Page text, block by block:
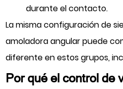
durante el contacto.
La misma configuración de
amoladora angular puede
diferente en estos grupos,
Por qué el control de